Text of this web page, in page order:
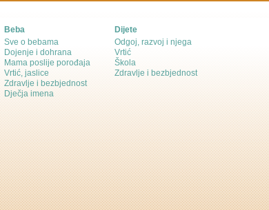
Beba
Sve o bebama
Dojenje i dohrana
Mama poslije porođaja
Vrtić, jaslice
Zdravlje i bezbjednost
Dječja imena
Dijete
Odgoj, razvoj i njega
Vrtić
Škola
Zdravlje i bezbjednost